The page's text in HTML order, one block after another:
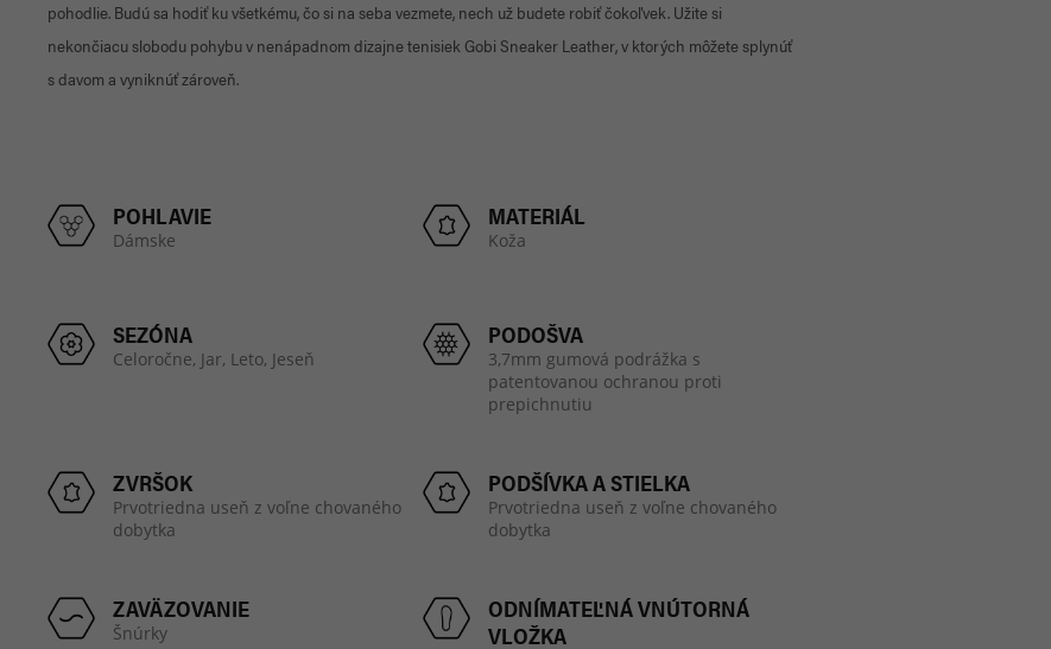
pohodlie. Budú sa hodiť ku všetkému, čo si na seba vezmete, nech už budete robiť čokoľvek. Užite si
nekončiacu slobodu pohybu v nenápadnom dizajne tenisiek Gobi Sneaker Leather, v ktorých môžete splynúť
s davom a vyniknúť zároveň.
POHLAVIE
Dámske
MATERIÁL
Koža
SEZÓNA
Celoročne, Jar, Leto, Jeseň
PODOŠVA
3,7mm gumová podrážka s
patentovanou ochranou proti
prepichnutiu
ZVRŠOK
Prvotriedna useň z voľne chovaného
dobytka
PODŠÍVKA A STIELKA
Prvotriedna useň z voľne chovaného
dobytka
ZAVÄZOVANIE
Šnúrky
ODNÍMATEĽNÁ VNÚTORNÁ
VLOŽKA